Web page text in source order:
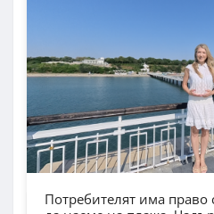
Потребителят има право